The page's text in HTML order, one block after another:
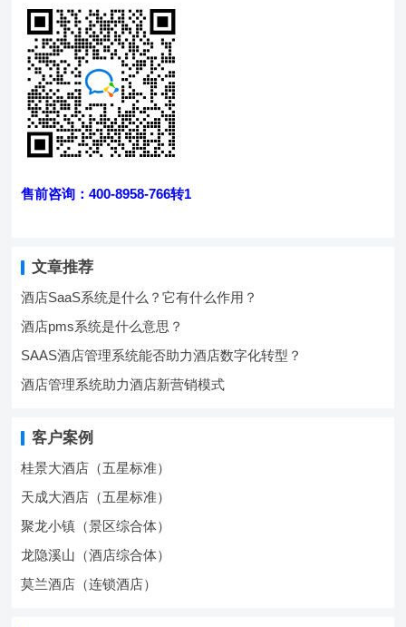
售前咨询：400-8958-766转1
文章推荐
酒店SaaS系统是什么？它有什么作用？
酒店pms系统是什么意思？
SAAS酒店管理系统能否助力酒店数字化转型？
酒店管理系统助力酒店新营销模式
客户案例
桂景大酒店（五星标准）
天成大酒店（五星标准）
聚龙小镇（景区综合体）
龙隐溪山（酒店综合体）
莫兰酒店（连锁酒店）